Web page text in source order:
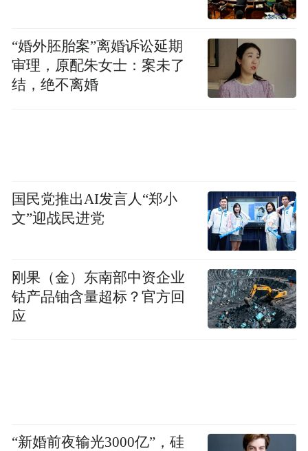
“婚外胚胎案”离婚诉讼延期
审理，原配朱女士：案未了
结，绝不离婚
国民党推出AI发言人“郑小
文”迎战民进党
刚果（金）东南部中资企业
钴产品铀含量超标？官方回
应
“新婚前夜输光3000亿”，硅